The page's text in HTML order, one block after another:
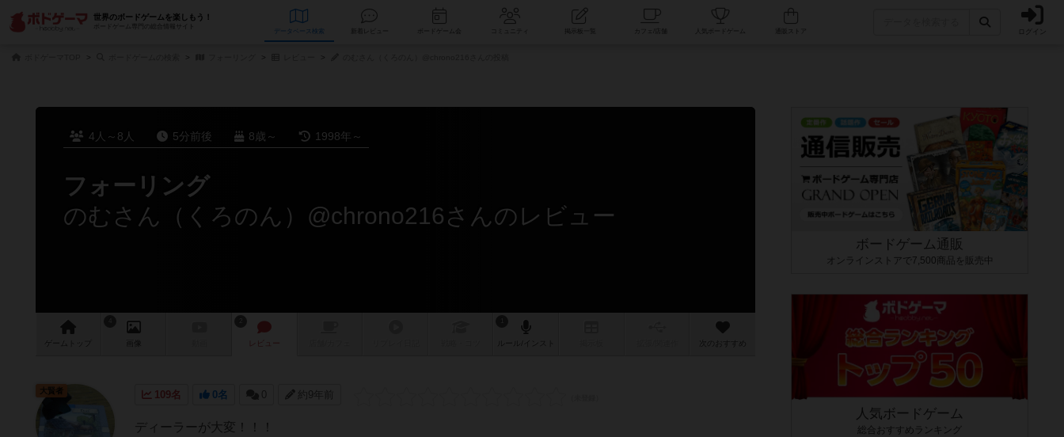
世界のボードゲームを楽しもう！
ボードゲーム専門の総合情報サイト
データベース コミュニティ 人気ボードゲーム ログイン
4人～8人 5分前後 8歳～ 1998年～
フォーリング
のむさん（くろのん）@chrono216さんのレビュー
ゲーム 画像 レビュー 次のおすすめ
109名 0名 0 約9年前
ディーラーが大変！！！
大賢者
ボードゲーム通販
オンラインストアで7,500商品を販売中
人気ボードゲーム
総合おすすめランキング